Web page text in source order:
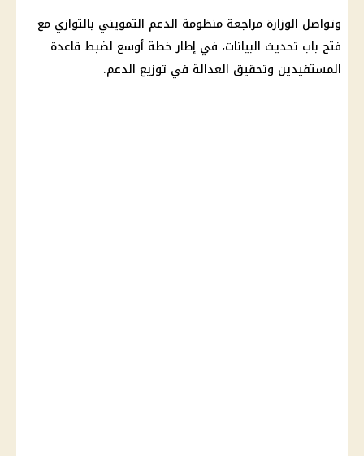
وتواصل الوزارة مراجعة منظومة الدعم التمويني بالتوازي مع
فتح باب تحديث البيانات، في إطار خطة أوسع لضبط قاعدة
المستفيدين وتحقيق العدالة في توزيع الدعم.